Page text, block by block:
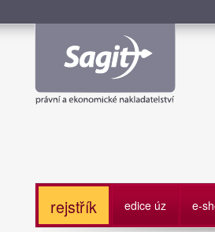
rejstřík edice úz e-